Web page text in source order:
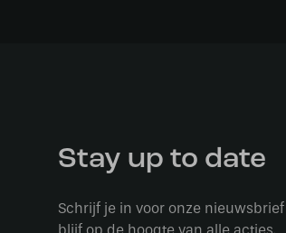
Stay up to date
Schrijf je in voor onze